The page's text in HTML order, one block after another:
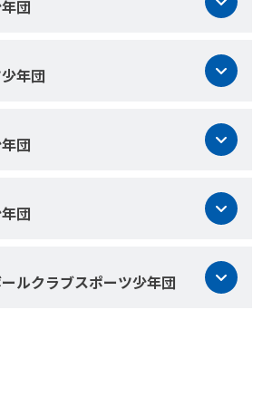
団
年団
団
団
ルクラブスポーツ少年団